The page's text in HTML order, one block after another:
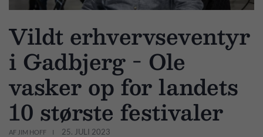
Vildt erhvervseventyr
i Gadbjerg - Ole
vasker op for landets
10 største festivaler
AF JIM HOFF 25. JULI 2023